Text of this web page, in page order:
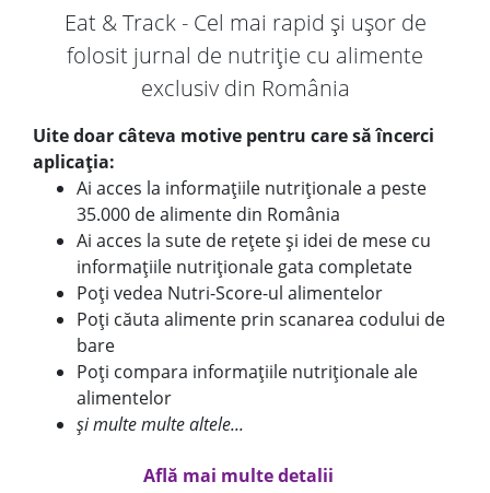
Eat & Track - Cel mai rapid și ușor de
folosit jurnal de nutriție cu alimente
exclusiv din România
Uite doar câteva motive pentru care să încerci
aplicația:
Ai acces la informațiile nutriționale a peste
35.000 de alimente din România
Ai acces la sute de rețete și idei de mese cu
informațiile nutriționale gata completate
Poți vedea Nutri-Score-ul alimentelor
Poți căuta alimente prin scanarea codului de
bare
Poți compara informațiile nutriționale ale
alimentelor
și multe multe altele...
Află mai multe detalii